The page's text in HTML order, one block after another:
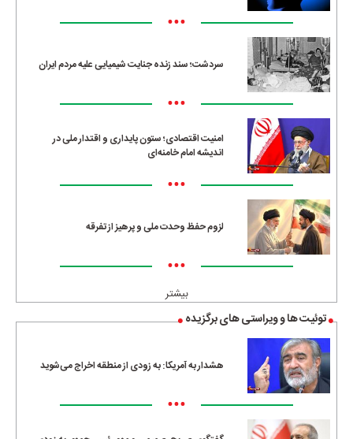
•••
سردشت؛ سند زنده جنایت شیمیایی علیه مردم ایران
•••
امنیت اقتصادی؛ ستون پایداری و اقتدار ملی در
اندیشه امام خامنه‌ای
•••
لزوم حفظ وحدت ملی و پرهیز از تفرقه
•••
بیشتر
توئیت ها و ویراستی های برگزیده
هشدار به آمریکا: به زودی از منطقه اخراج می‌شوید
•••